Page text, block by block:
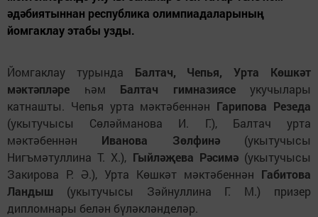
әдәбиятыннан республика олимпиадаларының
йомгаклау этабы узды.
Йомгаклау турында Балтач, Чепья, Урта Көшкәт
мәктәпләре һәм Балтач гимназиясеукучылары
катнашты. Чепья урта мәктәбеннән Гарипова Резеда
(укытучысы Сөләйманова И. Г.), Балтач урта
мәктәбеннән Иванова Зөлфинә(укытучысы
Нигъмәтуллина Т. Х.), Гыйләҗева Рәсимә(укытучысы
Закирова Р. Ә.), Урта Көшкәт мәктәбеннән Габитова
Ландыш (укытучысы Зәйнуллина Г. М.) призер
дипломнары белән бүләкләнделәр.